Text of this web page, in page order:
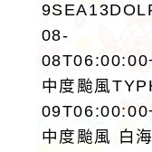
08-
中度颱風
中度颱風 白